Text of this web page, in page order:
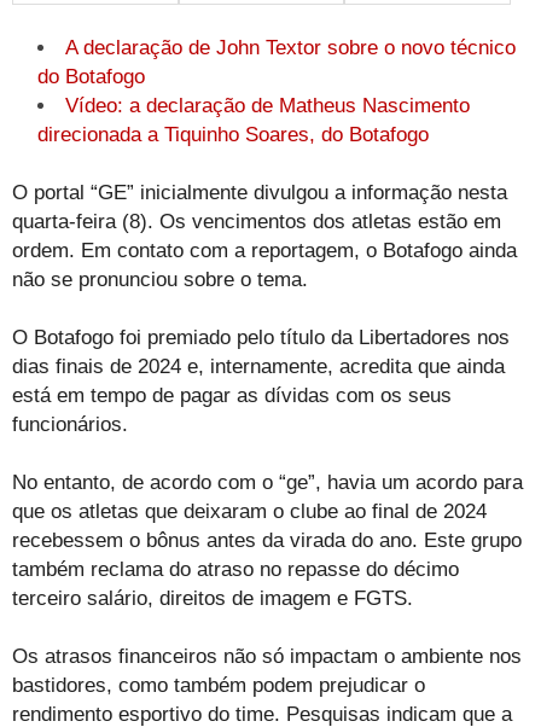
A declaração de John Textor sobre o novo técnico
do Botafogo
Vídeo: a declaração de Matheus Nascimento
direcionada a Tiquinho Soares, do Botafogo
O portal “GE” inicialmente divulgou a informação nesta
quarta-feira (8). Os vencimentos dos atletas estão em
ordem. Em contato com a reportagem, o Botafogo ainda
não se pronunciou sobre o tema.
O Botafogo foi premiado pelo título da Libertadores nos
dias finais de 2024 e, internamente, acredita que ainda
está em tempo de pagar as dívidas com os seus
funcionários.
No entanto, de acordo com o “ge”, havia um acordo para
que os atletas que deixaram o clube ao final de 2024
recebessem o bônus antes da virada do ano. Este grupo
também reclama do atraso no repasse do décimo
terceiro salário, direitos de imagem e FGTS.
Os atrasos financeiros não só impactam o ambiente nos
bastidores, como também podem prejudicar o
rendimento esportivo do time. Pesquisas indicam que a